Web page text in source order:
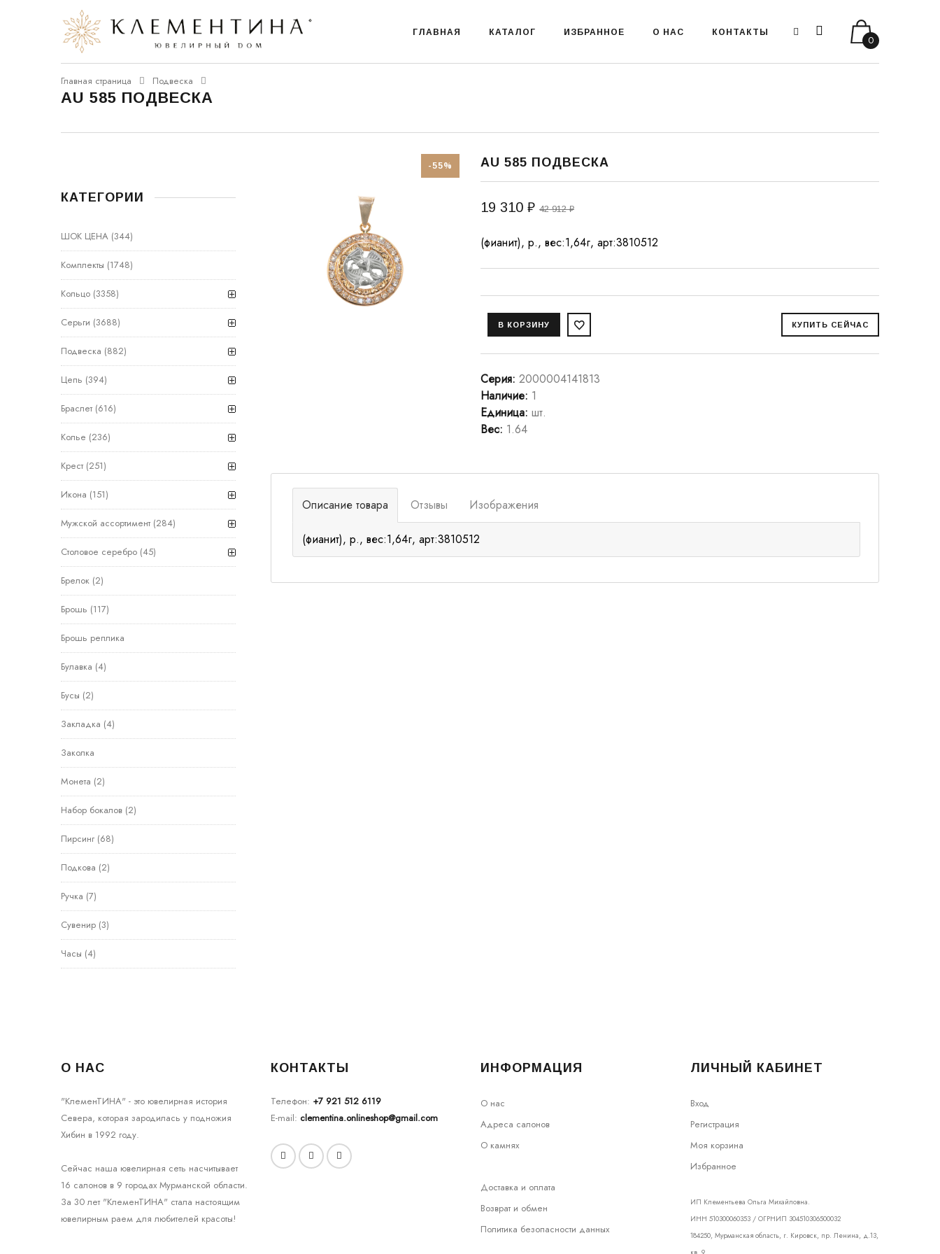
0
ГЛАВНАЯ КАТАЛОГ ИЗБРАННОЕ О НАС КОНТАКТЫ
Главная страница Подвеска
AU 585 ПОДВЕСКА
-55% AU 585 ПОДВЕСКА
19 310 ₽ 42 912 ₽
(фианит), р., вес:1,64г, арт:3810512
Серия: 2000004141813
Наличие: 1
Единица: шт.
Вес: 1.64
Описание товара
(фианит), р., вес:1,64г, арт:3810512
Отзывы Изображения
КАТЕГОРИИ
ШОК ЦЕНА (344)
Комплекты (1748)
Кольцо (3358)
Серьги (3688)
Подвеска (882)
Цепь (394)
Браслет (616)
Колье (236)
Крест (251)
Икона (151)
Мужской ассортимент (284)
Столовое серебро (45)
Брелок (2)
Брошь (117)
Брошь реплика
Булавка (4)
Бусы (2)
Закладка (4)
Заколка
Монета (2)
Набор бокалов (2)
Пирсинг (68)
Подкова (2)
Ручка (7)
Сувенир (3)
Часы (4)
О НАС
"КлеменТИНА" - это ювелирная история
Севера, которая зародилась у подножия
Хибин в 1992 году.
Сейчас наша ювелирная сеть насчитывает
16 салонов в 9 городах Мурманской области.
За 30 лет "КлеменТИНА" стала настоящим
ювелирным раем для любителей красоты!
КОНТАКТЫ
Телефон: +7 921 512 6119
E-mail: clementina.onlineshop@gmail.com
ИНФОРМАЦИЯ
О нас
Адреса салонов
О камнях
Доставка и оплата
Возврат и обмен
Политика безопасности данных
ЛИЧНЫЙ КАБИНЕТ
Вход
Регистрация
Моя корзина
Избранное
ИП Клементьева Ольга Михайловна.
ИНН 510300060353 / ОГРНИП 304510306500032
184250, Мурманская область, г. Кировск, пр. Ленина, д.13,